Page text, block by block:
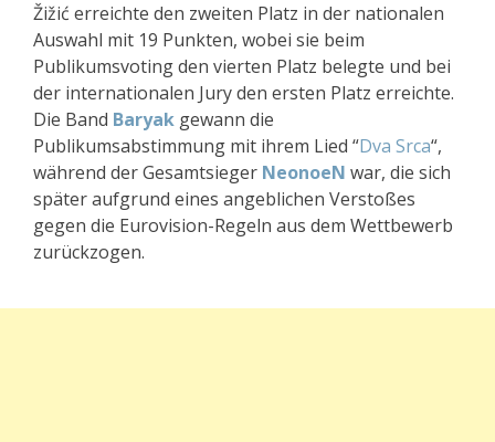
Žižić erreichte den zweiten Platz in der nationalen
Auswahl mit 19 Punkten, wobei sie beim
Publikumsvoting den vierten Platz belegte und bei
der internationalen Jury den ersten Platz erreichte.
Die Band Baryak gewann die
Publikumsabstimmung mit ihrem Lied “Dva Srca“,
während der Gesamtsieger NeonoeN war, die sich
später aufgrund eines angeblichen Verstoßes
gegen die Eurovision-Regeln aus dem Wettbewerb
zurückzogen.